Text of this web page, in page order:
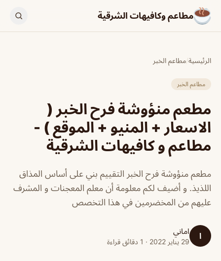
مطاعم وكافيهات الشرقية
الرئيسية/مطاعم الخبر
مطاعم الخبر
مطعم منؤوشة فرح الخبر (
الاسعار + المنيو + الموقع ) -
مطاعم و كافيهات الشرقية
مطعم منؤوشة فرح الخبر التقييم بني على أساس المذاق
اللذيذ. و أضيف لكم معلومة أن معلم المعجنات و المشرف
عليهم من المخضرمين في هذا التخصص
ا اماني
29 يناير 2022 · 1 دقائق قراءة